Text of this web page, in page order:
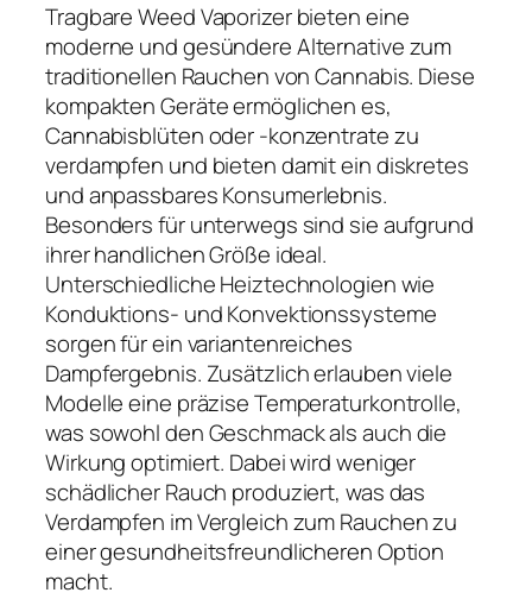
Tragbare Weed Vaporizer bieten eine
moderne und gesündere Alternative zum
traditionellen Rauchen von Cannabis. Diese
kompakten Geräte ermöglichen es,
Cannabisblüten oder -konzentrate zu
verdampfen und bieten damit ein diskretes
und anpassbares Konsumerlebnis.
Besonders für unterwegs sind sie aufgrund
ihrer handlichen Größe ideal.
Unterschiedliche Heiztechnologien wie
Konduktions- und Konvektionssysteme
sorgen für ein variantenreiches
Dampfergebnis. Zusätzlich erlauben viele
Modelle eine präzise Temperaturkontrolle,
was sowohl den Geschmack als auch die
Wirkung optimiert. Dabei wird weniger
schädlicher Rauch produziert, was das
Verdampfen im Vergleich zum Rauchen zu
einer gesundheitsfreundlicheren Option
macht.